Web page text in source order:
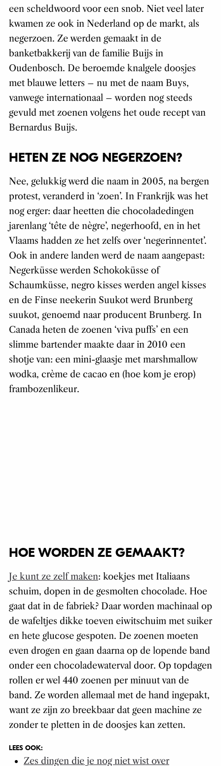
een scheldwoord voor een snob. Niet veel later
kwamen ze ook in Nederland op de markt, als
negerzoen. Ze werden gemaakt in de
banketbakkerij van de familie Buijs in
Oudenbosch. De beroemde knalgele doosjes
met blauwe letters – nu met de naam Buys,
vanwege internationaal – worden nog steeds
gevuld met zoenen volgens het oude recept van
Bernardus Buijs.
HETEN ZE NOG NEGERZOEN?
Nee, gelukkig werd die naam in 2005, na bergen
protest, veranderd in ‘zoen’. In Frankrijk was het
nog erger: daar heetten die chocoladedingen
jarenlang ‘tête de nègre’, negerhoofd, en in het
Vlaams hadden ze het zelfs over ‘negerinnentet’.
Ook in andere landen werd de naam aangepast:
Negerküsse werden Schokoküsse of
Schaumküsse, negro kisses werden angel kisses
en de Finse neekerin Suukot werd Brunberg
suukot, genoemd naar producent Brunberg. In
Canada heten de zoenen ‘viva puffs’ en een
slimme bartender maakte daar in 2010 een
shotje van: een mini-glaasje met marshmallow
wodka, crème de cacao en (hoe kom je erop)
frambozenlikeur.
HOE WORDEN ZE GEMAAKT?
Je kunt ze zelf maken: koekjes met Italiaans
schuim, dopen in de gesmolten chocolade. Hoe
gaat dat in de fabriek? Daar worden machinaal op
de wafeltjes dikke toeven eiwitschuim met suiker
en hete glucose gespoten. De zoenen moeten
even drogen en gaan daarna op de lopende band
onder een chocoladewaterval door. Op topdagen
rollen er wel 440 zoenen per minuut van de
band. Ze worden allemaal met de hand ingepakt,
want ze zijn zo breekbaar dat geen machine ze
zonder te pletten in de doosjes kan zetten.
LEES OOK:
Zes dingen die je nog niet wist over